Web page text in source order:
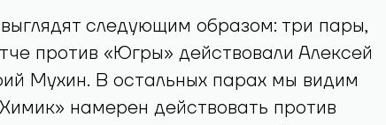
следующим образом: три пары,
против «Югры» действовали Алексей
Мухин. В остальных парах мы видим
намерен действовать против